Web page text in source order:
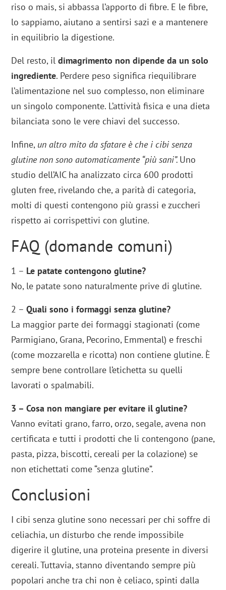
riso o mais, si abbassa l’apporto di fibre. E le fibre,
lo sappiamo, aiutano a sentirsi sazi e a mantenere
in equilibrio la digestione.
Del resto, ildimagrimento non dipende da un solo
ingrediente. Perdere peso significa riequilibrare
l’alimentazione nel suo complesso, non eliminare
un singolo componente. L’attività fisica e una dieta
bilanciata sono le vere chiavi del successo.
Infine, un altro mito da sfatare è che i cibi senza
glutine non sono automaticamente “più sani”. Uno
studio dell’AIC ha analizzato circa 600 prodotti
gluten free, rivelando che, a parità di categoria,
molti di questi contengono più grassi e zuccheri
rispetto ai corrispettivi con glutine.
FAQ (domande comuni)
1 – Le patate contengono glutine?
No, le patate sono naturalmente prive di glutine.
2 –Quali sono i formaggi senza glutine?
La maggior parte dei formaggi stagionati (come
Parmigiano, Grana, Pecorino, Emmental) e freschi
(come mozzarella e ricotta) non contiene glutine. È
sempre bene controllare l’etichetta su quelli
lavorati o spalmabili.
3 – Cosa non mangiare per evitare il glutine?
Vanno evitati grano, farro, orzo, segale, avena non
certificata e tutti i prodotti che li contengono (pane,
pasta, pizza, biscotti, cereali per la colazione) se
non etichettati come “senza glutine”.
Conclusioni
I cibi senza glutine sono necessari per chi soffre di
celiachia, un disturbo che rende impossibile
digerire il glutine, una proteina presente in diversi
cereali. Tuttavia, stanno diventando sempre più
popolari anche tra chi non è celiaco, spinti dalla